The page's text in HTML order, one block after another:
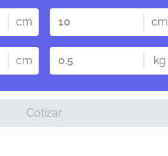
cm cm
cm kg
Cotizar